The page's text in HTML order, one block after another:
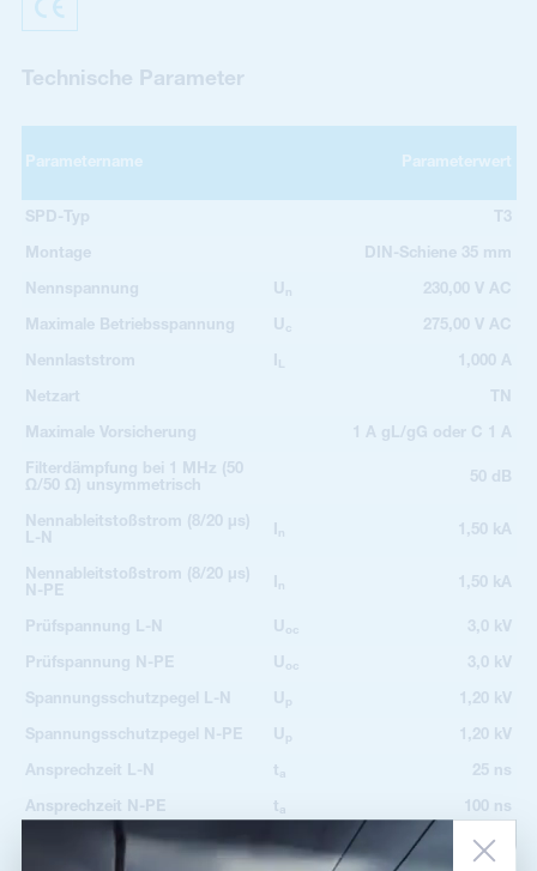
Technische Parameter
Parametername Parameterwert
SPD-Typ T3
Montage DIN-Schiene 35 mm
Nennspannung U n 230,00 V AC
Maximale Betriebsspannung U c 275,00 V AC
Nennlaststrom L 1,000 A
Netzart TN
Maximale Vorsicherung 1 A gL/gG oder C 1 A
Filterdämpfung bei 1 MHz (50
Ω/50 Ω) unsymmetrisch
50 dB
Nennableitstoßstrom (8/20 µs)
L-N
n 1,50 kA
Nennableitstoßstrom (8/20 µs)
N-PE
n 1,50 kA
Prüfspannung L-N U oc 3,0 kV
Prüfspannung N-PE U oc 3,0 kV
Spannungsschutzpegel L-N U p 1,20 kV
Spannungsschutzpegel N-PE U p 1,20 kV
Ansprechzeit L-N t a 25 ns
Ansprechzeit N-PE t a 100 ns
Max. Querschnitt für Seil 4,00 mm